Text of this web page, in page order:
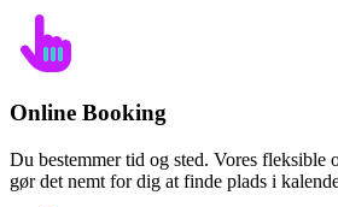
Online Booking
Du bestemmer tid og sted. Vores fleksible
gør det nemt for dig at finde plads i